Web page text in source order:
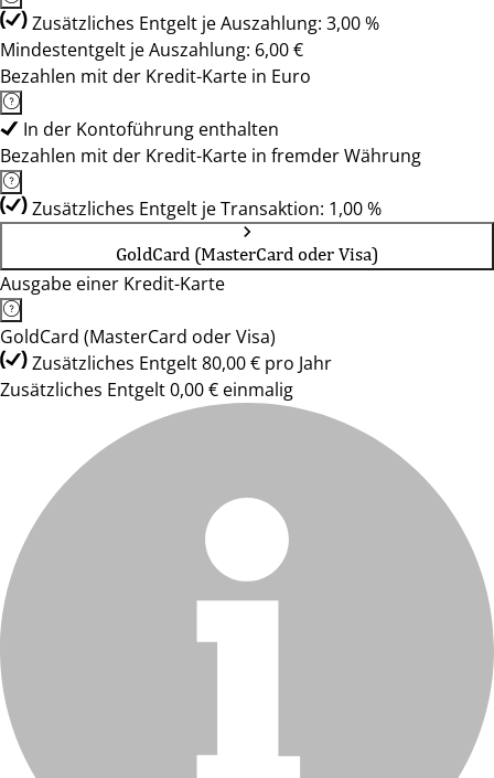
Zusätzliches Entgelt je Auszahlung: 3,00 %
Mindestentgelt je Auszahlung: 6,00 €
Bezahlen mit der Kredit-Karte in Euro
In der Kontoführung enthalten
Bezahlen mit der Kredit-Karte in fremder Währung
Zusätzliches Entgelt je Transaktion: 1,00 %
GoldCard (MasterCard oder Visa)
Ausgabe einer Kredit-Karte
GoldCard (MasterCard oder Visa)
Zusätzliches Entgelt 80,00 € pro Jahr
Zusätzliches Entgelt 0,00 € einmalig